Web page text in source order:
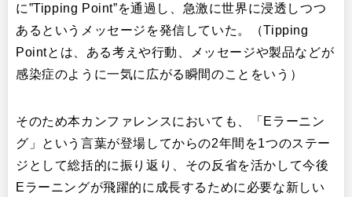
に”Tipping Point”を通過し、急激に世界に浸透しつつ
あるというメッセージを発信していた。（Tipping
Pointとは、ある考えや行動、メッセージや製品などが
感染症のように一気に広がる瞬間のことをいう）
そのため本カンファレンスにおいても、「Eラーニン
グ」という言葉が登場してからの2年間を1つのステー
ジとして総括的に振り返り、その反省を活かして今後
Eラーニングが飛躍的に成長するために必要な新しい